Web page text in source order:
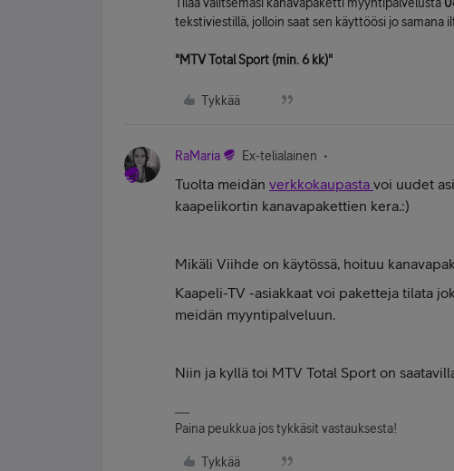
tekstiviestillä, jolloin saat sen käyttöösi jo samana
"MTV Total Sport (min. 6 kk)"
Tykkää
RaMaria Ex-telialainen
Tuolta meidän verkkokaupasta voi uudet
kaapelikortin kanavapakettien kera.:)
Mikäli Viihde on käytössä, hoituu
Kaapeli-TV -asiakkaat voi paketteja tilata
meidän myyntipalveluun.
Niin ja kyllä toi MTV Total Sport on
Paina peukkua jos tykkäsit vastauksesta!
Tykkää